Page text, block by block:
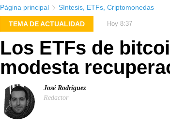
Página principal Síntesis ETFs Criptomonedas
TEMA DE ACTUALIDAD Hoy 8:37
Los ETFs de
modesta
José Rodríguez
Redactor